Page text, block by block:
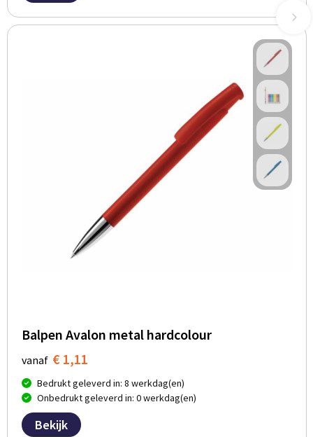
Balpen Avalon metal hardcolour
vanaf € 1,11
Bedrukt geleverd in: 8 werkdag(en)
Onbedrukt geleverd in: 0 werkdag(en)
Bekijk